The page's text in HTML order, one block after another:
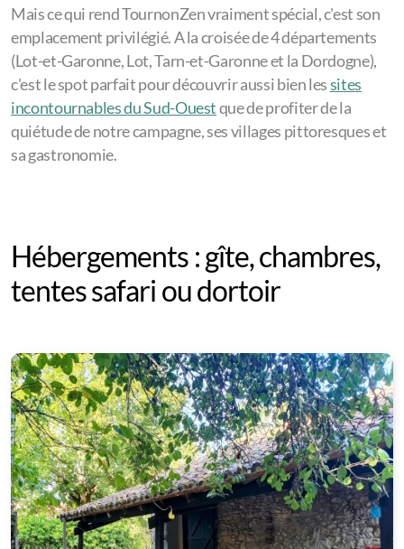
Mais ce qui rend TournonZen vraiment spécial, c'est son
emplacement privilégié. A la croisée de 4 départements
(Lot-et-Garonne, Lot, Tarn-et-Garonne et la Dordogne),
c'est le spot parfait pour découvrir aussi bien lessites
incontournables du Sud-Ouestque de profiter de la
quiétude de notre campagne, ses villages pittoresques et
sa gastronomie.
Hébergements : gîte, chambres,
tentes safari ou dortoir